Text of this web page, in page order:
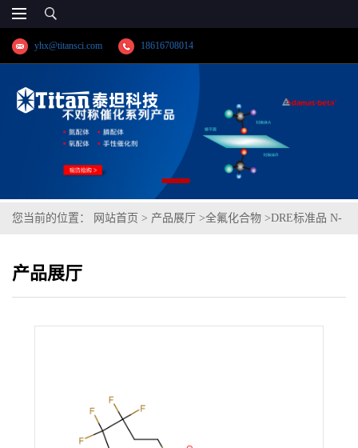
yhx@titansci.com 18616708014
您当前的位置： 网站首页 > 产品展厅 >全氟化合物 >DRE标准品 N-
CAS号：34455-29-3；6:2 FTAB（泰坦现货供应）
产品展厅